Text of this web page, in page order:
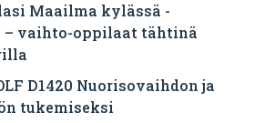
Maailma kylässä -
vaihto-oppilaat tähtinä
D1420 Nuorisovaihdon ja
tukemiseksi